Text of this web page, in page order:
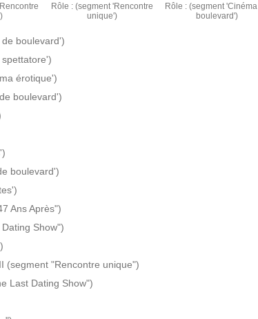
Rôle : (segment 'Rencontre
unique')
Rôle : (segment
boulevard')
boulevard')
érotique')
boulevard')
boulevard')
Ans Après")
Show")
(segment "Rencontre unique")
Last Dating Show")